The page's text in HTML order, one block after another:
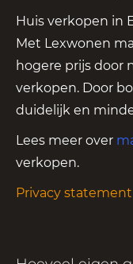
Huis verkopen in
Met Lexwonen
hogere prijs door
verkopen. Door
duidelijk en
Lees meer over
verkopen.
Privacy statement